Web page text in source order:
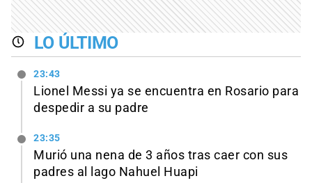
LO ÚLTIMO
23:43
Lionel Messi ya se encuentra en Rosario para
despedir a su padre
23:35
Murió una nena de 3 años tras caer con sus
padres al lago Nahuel Huapi